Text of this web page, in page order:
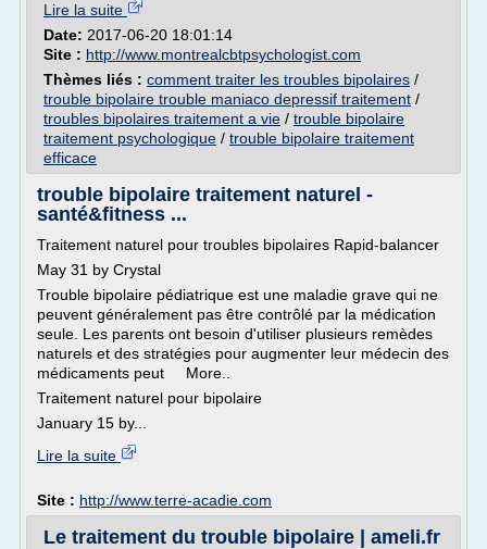
Lire la suite
Date: 2017-06-20 18:01:14
Site : http://www.montrealcbtpsychologist.com
Thèmes liés : comment traiter les troubles bipolaires /
trouble bipolaire trouble maniaco depressif traitement /
troubles bipolaires traitement a vie / trouble bipolaire
traitement psychologique / trouble bipolaire traitement
efficace
trouble bipolaire traitement naturel -
santé&fitness ...
Traitement naturel pour troubles bipolaires Rapid-balancer
May 31 by Crystal
Trouble bipolaire pédiatrique est une maladie grave qui ne
peuvent généralement pas être contrôlé par la médication
seule. Les parents ont besoin d'utiliser plusieurs remèdes
naturels et des stratégies pour augmenter leur médecin des
médicaments peut More..
Traitement naturel pour bipolaire
January 15 by...
Lire la suite
Site : http://www.terre-acadie.com
Le traitement du trouble bipolaire | ameli.fr